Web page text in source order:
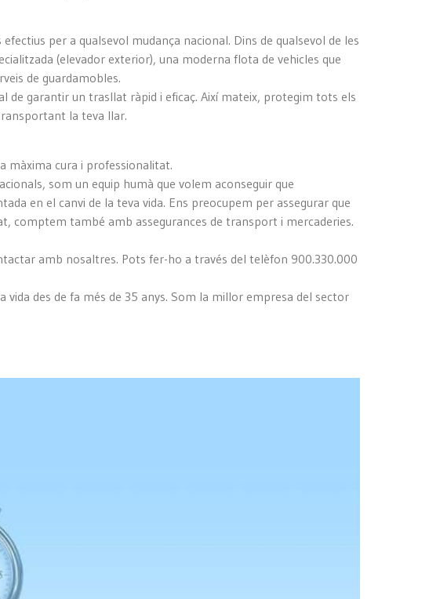
per a qualsevol mudança nacional. Dins de qualsevol de les
(elevador exterior), una moderna flota de vehicles que
de guardamobles.
de garantir un trasllat ràpid i eficaç. Així mateix, protegim tots els
la teva llar.
màxima cura i professionalitat.
som un equip humà que volem aconseguir que
en el canvi de la teva vida. Ens preocupem per assegurar que
comptem també amb assegurances de transport i mercaderies.
amb nosaltres. Pots fer-ho a través del telèfon 900.330.000
des de fa més de 35 anys. Som la millor empresa del sector